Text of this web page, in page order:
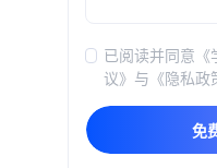
已阅读并同意
议》 与 《隐私政
免